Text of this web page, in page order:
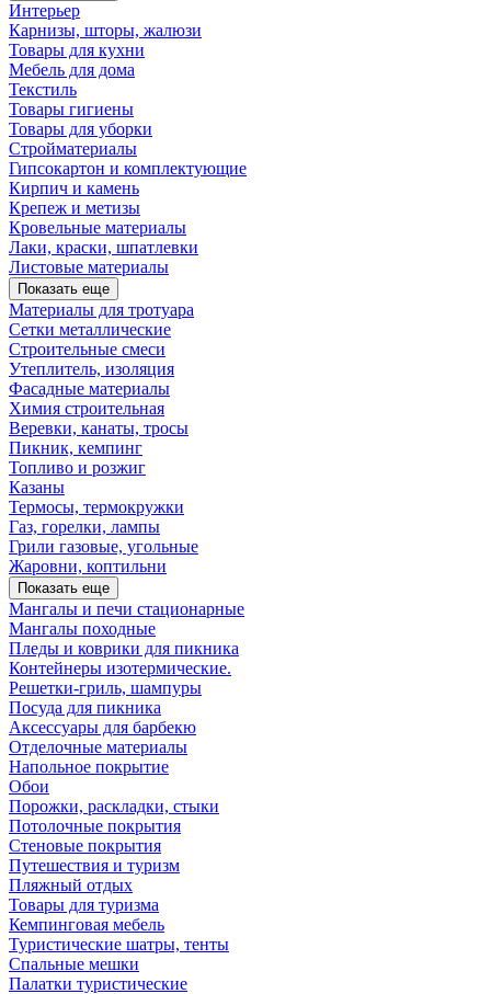
Интерьер
Карнизы, шторы, жалюзи
Товары для кухни
Мебель для дома
Текстиль
Товары гигиены
Товары для уборки
Стройматериалы
Гипсокартон и комплектующие
Кирпич и камень
Крепеж и метизы
Кровельные материалы
Лаки, краски, шпатлевки
Листовые материалы
Показать еще
Материалы для тротуара
Сетки металлические
Строительные смеси
Утеплитель, изоляция
Фасадные материалы
Химия строительная
Веревки, канаты, тросы
Пикник, кемпинг
Топливо и розжиг
Казаны
Термосы, термокружки
Газ, горелки, лампы
Грили газовые, угольные
Жаровни, коптильни
Показать еще
Мангалы и печи стационарные
Мангалы походные
Пледы и коврики для пикника
Контейнеры изотермические.
Решетки-гриль, шампуры
Посуда для пикника
Аксессуары для барбекю
Отделочные материалы
Напольное покрытие
Обои
Порожки, раскладки, стыки
Потолочные покрытия
Стеновые покрытия
Путешествия и туризм
Пляжный отдых
Товары для туризма
Кемпинговая мебель
Туристические шатры, тенты
Спальные мешки
Палатки туристические